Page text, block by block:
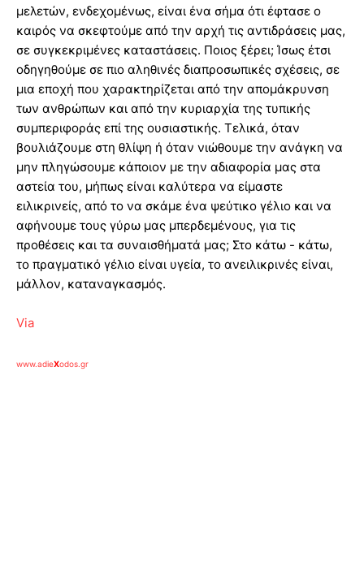
μελετών, ενδεχομένως, είναι ένα σήμα ότι έφτασε ο
καιρός να σκεφτούμε από την αρχή τις αντιδράσεις μας,
σε συγκεκριμένες καταστάσεις. Ποιος ξέρει; Ίσως έτσι
οδηγηθούμε σε πιο αληθινές διαπροσωπικές σχέσεις, σε
μια εποχή που χαρακτηρίζεται από την απομάκρυνση
των ανθρώπων και από την κυριαρχία της τυπικής
συμπεριφοράς επί της ουσιαστικής. Τελικά, όταν
βουλιάζουμε στη θλίψη ή όταν νιώθουμε την ανάγκη να
μην πληγώσουμε κάποιον με την αδιαφορία μας στα
αστεία του, μήπως είναι καλύτερα να είμαστε
ειλικρινείς, από το να σκάμε ένα ψεύτικο γέλιο και να
αφήνουμε τους γύρω μας μπερδεμένους, για τις
προθέσεις και τα συναισθήματά μας; Στο κάτω - κάτω,
το πραγματικό γέλιο είναι υγεία, το ανειλικρινές είναι,
μάλλον, καταναγκασμός.
Via
www.adieXodos.gr